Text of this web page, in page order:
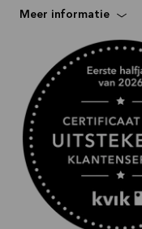
Meer informatie